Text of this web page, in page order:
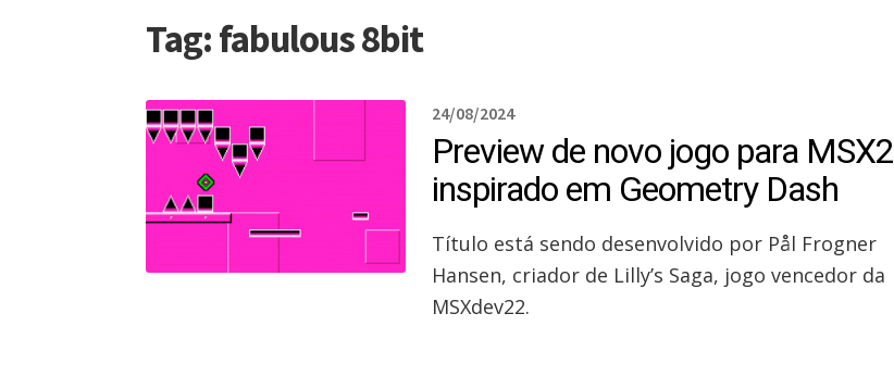
Tag:fabulous 8bit
24/08/2024
Preview de novo jogo para MSX2
inspirado em Geometry Dash
Título está sendo desenvolvido por Pål Frogner
Hansen, criador de Lilly’s Saga, jogo vencedor da
MSXdev22.